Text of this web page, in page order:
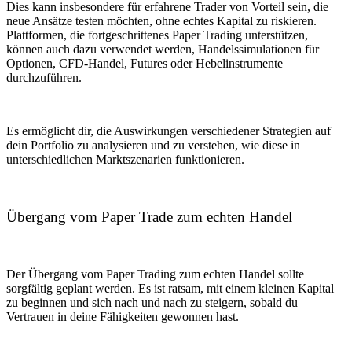
Dies kann insbesondere für erfahrene Trader von Vorteil sein, die
neue Ansätze testen möchten, ohne echtes Kapital zu riskieren.
Plattformen, die fortgeschrittenes Paper Trading unterstützen,
können auch dazu verwendet werden, Handelssimulationen für
Optionen, CFD-Handel, Futures oder Hebelinstrumente
durchzuführen.
Es ermöglicht dir, die Auswirkungen verschiedener Strategien auf
dein Portfolio zu analysieren und zu verstehen, wie diese in
unterschiedlichen Marktszenarien funktionieren.
Übergang vom Paper Trade zum echten Handel
Der Übergang vom Paper Trading zum echten Handel sollte
sorgfältig geplant werden. Es ist ratsam, mit einem kleinen Kapital
zu beginnen und sich nach und nach zu steigern, sobald du
Vertrauen in deine Fähigkeiten gewonnen hast.